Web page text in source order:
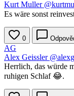
Kurt Muller
Es wäre sonst
0
AG
Alex Geissler
Herrlich, das würde
ruhigen Schlaf 😂.